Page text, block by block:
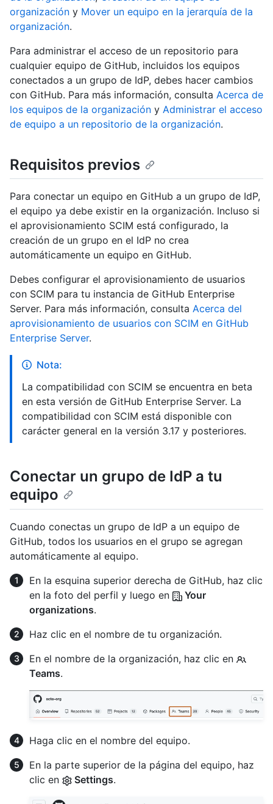
organización y Mover un equipo en la jerarquía de la
organización.
Para administrar el acceso de un repositorio para
cualquier equipo de GitHub, incluidos los equipos
conectados a un grupo de IdP, debes hacer cambios
con GitHub. Para más información, consulta Acerca de
los equipos de la organización y Administrar el acceso
de equipo a un repositorio de la organización.
Requisitos previos
Para conectar un equipo en GitHub a un grupo de IdP,
el equipo ya debe existir en la organización. Incluso si
el aprovisionamiento SCIM está configurado, la
creación de un grupo en el IdP no crea
automáticamente un equipo en GitHub.
Debes configurar el aprovisionamiento de usuarios
con SCIM para tu instancia de GitHub Enterprise
Server. Para más información, consulta Acerca del
aprovisionamiento de usuarios con SCIM en GitHub
Enterprise Server.
Nota:
La compatibilidad con SCIM se encuentra en beta
en esta versión de GitHub Enterprise Server. La
compatibilidad con SCIM está disponible con
carácter general en la versión 3.17 y posteriores.
Conectar un grupo de IdP a tu
equipo
Cuando conectas un grupo de IdP a un equipo de
GitHub, todos los usuarios en el grupo se agregan
automáticamente al equipo.
En la esquina superior derecha de GitHub, haz clic
en la foto del perfil y luego en
Your
organizations.
Haz clic en el nombre de tu organización.
En el nombre de la organización, haz clic en
Teams.
Haga clic en el nombre del equipo.
En la parte superior de la página del equipo, haz
clic en
Settings.